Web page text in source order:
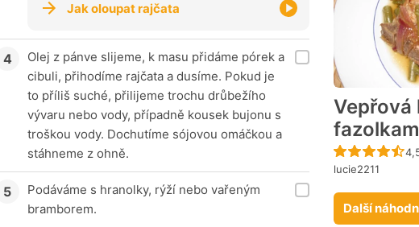
Jak oloupat rajčata
Olej z pánve slijeme, k masu přidáme pórek a
cibuli, přihodíme rajčata a dusíme. Pokud je
to příliš suché, přilijeme trochu drůbežího
vývaru nebo vody, případně kousek bujonu s
troškou vody. Dochutíme sójovou omáčkou a
stáhneme z ohně.
Podáváme s hranolky, rýží nebo vařeným
bramborem.
Vepřová
lucie2211
Další